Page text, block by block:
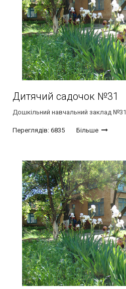
Дитячий садочок №31
Дошкільний навчальний заклад
Переглядів: 6835 Більше